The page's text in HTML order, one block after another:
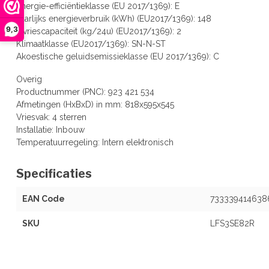
9,3
Energie-efficiëntieklasse (EU 2017/1369): E
Jaarlijks energieverbruik (kWh) (EU2017/1369): 148
Invriescapaciteit (kg/24u) (EU2017/1369): 2
Klimaatklasse (EU2017/1369): SN-N-ST
Akoestische geluidsemissieklasse (EU 2017/1369): C
Overig
Productnummer (PNC): 923 421 534
Afmetingen (HxBxD) in mm: 818x595x545
Vriesvak: 4 sterren
Installatie: Inbouw
Temperatuurregeling: Intern elektronisch
Specificaties
EAN Code
SKU LFS3SE82R